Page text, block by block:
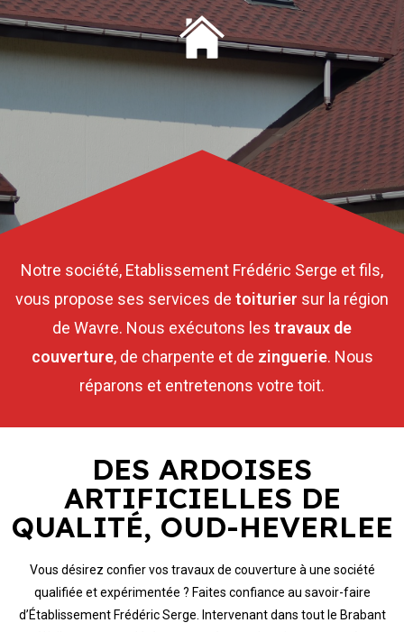
Notre société, Etablissement Frédéric Serge et fils,
vous propose ses services de toiturier sur la région
de Wavre. Nous exécutons les travaux de
couverture, de charpente et de zinguerie. Nous
réparons et entretenons votre toit.
DES ARDOISES
ARTIFICIELLES DE
QUALITÉ, OUD-HEVERLEE
Vous désirez confier vos travaux de couverture à une société
qualifiée et expérimentée ? Faites confiance au savoir-faire
d’Établissement Frédéric Serge. Intervenant dans tout le Brabant